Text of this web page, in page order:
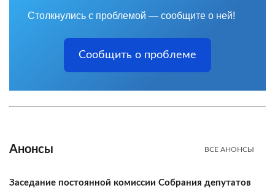
Столкнулись с проблемой — сообщите о ней!
Сообщить о проблеме
Анонсы ВСЕ АНОНСЫ
Заседание постоянной комиссии Собрания депутатов